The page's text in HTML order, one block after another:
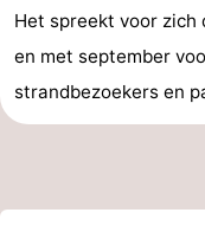
trinken
Praktisch
Forum
Route
Het spreekt voor
en met september
strandbezoekers en